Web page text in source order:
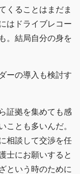
くることはまだま
はドライブレコー
。結局自分の身を
ーの導入も検討す
証拠を集めても感
ことも多いんだ。
相談して交渉を任
士にお願いすると
という時のために